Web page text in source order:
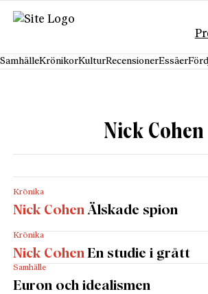
Hoppa till innehåll
SamhälleKrönikorKulturRecensionerEssäer
Nick Cohen
Krönika
Nick Cohen Älskade spion
Krönika
Nick Cohen En studie i grått
Samhälle
Euron och idealismen